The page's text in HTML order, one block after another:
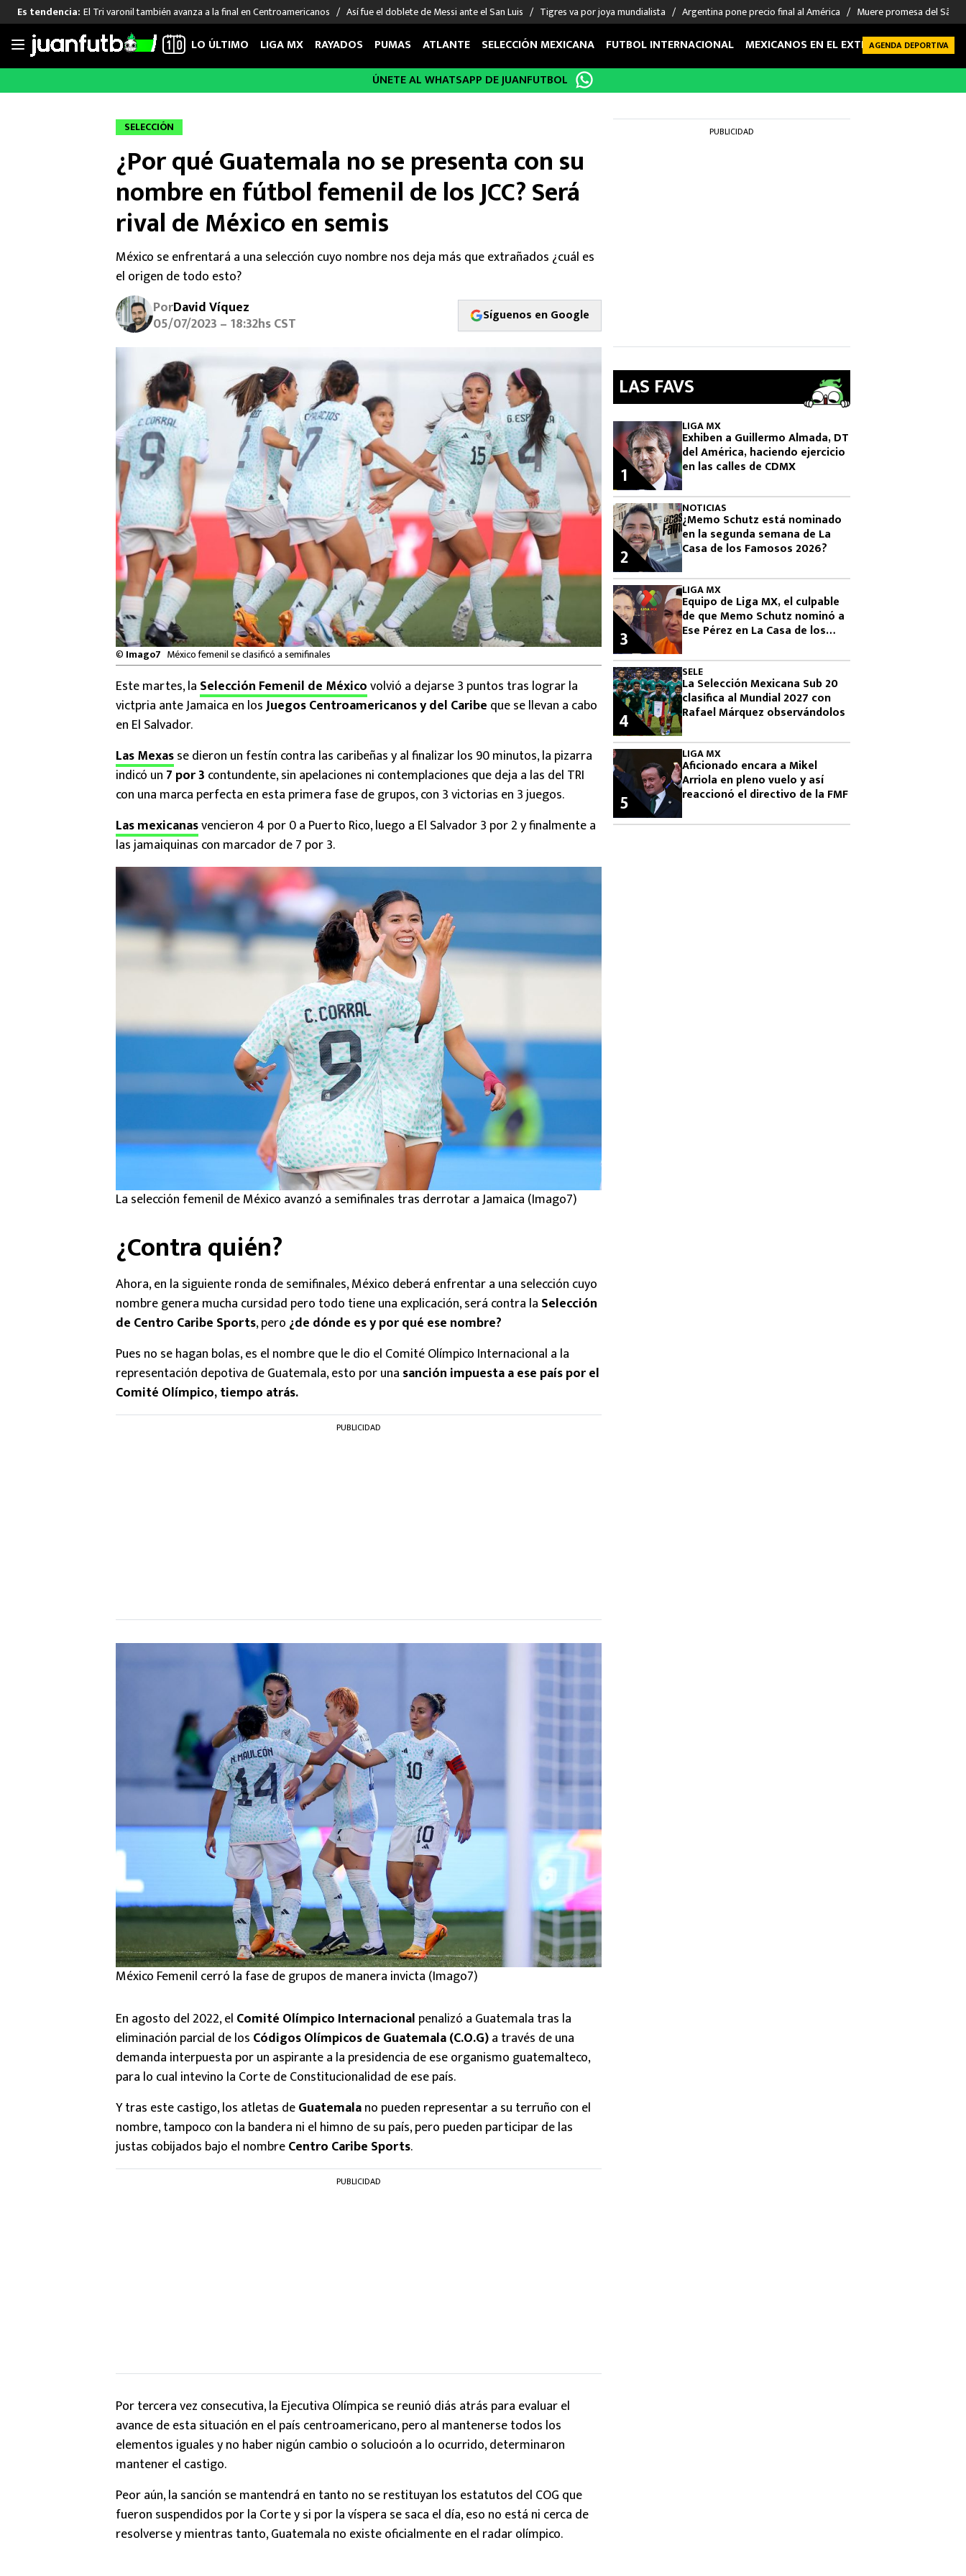
Saltar
Es tendencia: El Tri varonil también avanza a la final en Centroamericanos Así fue el doblete de Messi ante el San Luis Tigres va por joya mundialista Argentina pone precio final al América Muere promesa del São
LIGA MX
Chivas de Guadalajara
Liga MX Femenil
FUT INTERNACIONAL
Las Noticias
Selección Mexicana
Champions League
Europa League
Real Madrid
Barcelona
MEXICANOS EN EL EXTRANJERO
Memo Ochoa
Chino Huerta
Edson Álvarez
Santiago Giménez
FIGURAS
Sergio Ramos
Giorgos Giakoumakis
André Jardine
DEPORTES
Boxeo
Béisbol
NFL
LO ÚLTIMO LIGA MX RAYADOS PUMAS ATLANTE SELECCIÓN MEXICANA FUTBOL INTERNACIONAL MEXICANOS EN EL EXTRANJERO FUTBOL
AGENDA DEPORTIVA
ÚNETE AL WHATSAPP DE JUANFUTBOL
SELECCIÓN
¿Por qué Guatemala no se presenta con su
nombre en fútbol femenil de los JCC? Será
rival de México en semis
México se enfrentará a una selección cuyo nombre nos deja más que extrañados ¿cuál es
el origen de todo esto?
PorDavid Víquez
05/07/2023 – 18:32hs CST Síguenos en Google
© Imago7 México femenil se clasificó a semifinales
Este martes, la Selección Femenil de Méxicovolvió a dejarse 3 puntos tras lograr la
victpria ante Jamaica en losJuegos Centroamericanos y del Caribe que se llevan a cabo
en El Salvador.
Las Mexasse dieron un festín contra las caribeñas y al finalizar los 90 minutos, la pizarra
indicó un 7 por 3 contundente, sin apelaciones ni contemplaciones que deja a las del TRI
con una marca perfecta en esta primera fase de grupos, con 3 victorias en 3 juegos.
Las mexicanasvencieron 4 por 0 a Puerto Rico, luego a El Salvador 3 por 2 y finalmente a
las jamaiquinas con marcador de 7 por 3.
La selección femenil de México avanzó a semifinales tras derrotar a Jamaica (Imago7)
¿Contra quién?
Ahora, en la siguiente ronda de semifinales, México deberá enfrentar a una selección cuyo
nombre genera mucha cursidad pero todo tiene una explicación, será contra la Selección
de Centro Caribe Sports, pero ¿de dónde es y por qué ese nombre?
Pues no se hagan bolas, es el nombre que le dio el Comité Olímpico Internacional a la
representación depotiva de Guatemala, esto por una sanción impuesta a ese país por el
Comité Olímpico, tiempo atrás.
PUBLICIDAD
México Femenil cerró la fase de grupos de manera invicta (Imago7)
En agosto del 2022, el Comité Olímpico Internacional penalizó a Guatemala tras la
eliminación parcial de los Códigos Olímpicos de Guatemala (C.O.G)a través de una
demanda interpuesta por un aspirante a la presidencia de ese organismo guatemalteco,
para lo cual intevino la Corte de Constitucionalidad de ese país.
Y tras este castigo, los atletas deGuatemalano pueden representar a su terruño con el
nombre, tampoco con la bandera ni el himno de su país, pero pueden participar de las
justas cobijados bajo el nombreCentro Caribe Sports.
PUBLICIDAD
Por tercera vez consecutiva, la Ejecutiva Olímpica se reunió diás atrás para evaluar el
avance de esta situación en el país centroamericano, pero al mantenerse todos los
elementos iguales y no haber nigún cambio o solucioón a lo ocurrido, determinaron
mantener el castigo.
Peor aún, la sanción se mantendrá en tanto no se restituyan los estatutos del COG que
fueron suspendidos por la Corte y si por la víspera se saca el día, eso no está ni cerca de
resolverse y mientras tanto, Guatemala no existe oficialmente en el radar olímpico.
PUBLICIDAD
LAS FAVS
LIGA MX
Exhiben a Guillermo Almada, DT
del América, haciendo ejercicio
en las calles de CDMX
1
NOTICIAS
¿Memo Schutz está nominado
en la segunda semana de La
Casa de los Famosos 2026?
2
LIGA MX
Equipo de Liga MX, el culpable
de que Memo Schutz nominó a
Ese Pérez en La Casa de los
3
SELE
La Selección Mexicana Sub 20
clasifica al Mundial 2027 con
Rafael Márquez observándolos
4
LIGA MX
Aficionado encara a Mikel
Arriola en pleno vuelo y así
reaccionó el directivo de la FMF
5